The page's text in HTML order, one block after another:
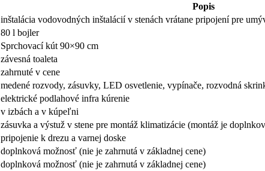
Popis
inštalácia vodovodných inštalácií v stenách vrátane pripojení pre
80 l bojler
Sprchovací kút 90×90 cm
závesná toaleta
zahrnuté v cene
medené rozvody, zásuvky, LED osvetlenie, vypínače, rozvodná
elektrické podlahové infra kúrenie
v izbách a v kúpeľni
zásuvka a výstuž v stene pre montáž klimatizácie (montáž je
pripojenie k drezu a varnej doske
doplnková možnosť (nie je zahrnutá v základnej cene)
doplnková možnosť (nie je zahrnutá v základnej cene)